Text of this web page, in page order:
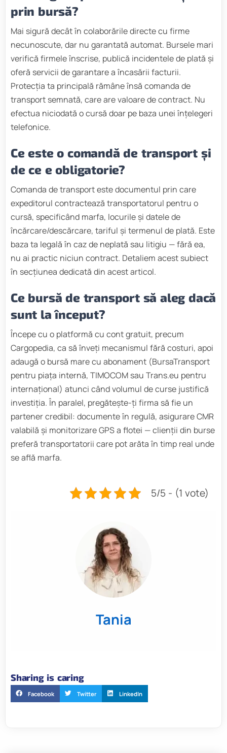
prin bursă?
Mai sigură decât în colaborările directe cu firme
necunoscute, dar nu garantată automat. Bursele mari
verifică firmele înscrise, publică incidentele de plată și
oferă servicii de garantare a încasării facturii.
Protecția ta principală rămâne însă comanda de
transport semnată, care are valoare de contract. Nu
efectua niciodată o cursă doar pe baza unei înțelegeri
telefonice.
Ce este o comandă de transport și
de ce e obligatorie?
Comanda de transport este documentul prin care
expeditorul contractează transportatorul pentru o
cursă, specificând marfa, locurile și datele de
încărcare/descărcare, tariful și termenul de plată. Este
baza ta legală în caz de neplată sau litigiu — fără ea,
nu ai practic niciun contract. Detaliem acest subiect
în secțiunea dedicată din acest articol.
Ce bursă de transport să aleg dacă
sunt la început?
Începe cu o platformă cu cont gratuit, precum
Cargopedia, ca să înveți mecanismul fără costuri, apoi
adaugă o bursă mare cu abonament (BursaTransport
pentru piața internă, TIMOCOM sau Trans.eu pentru
internațional) atunci când volumul de curse justifică
investiția. În paralel, pregătește-ți firma să fie un
partener credibil: documente în regulă, asigurare CMR
valabilă și monitorizare GPS a flotei — clienții din burse
preferă transportatorii care pot arăta în timp real unde
se află marfa.
5/5 - (1 vote)
Tania
Sharing is caring
Facebook Twitter LinkedIn